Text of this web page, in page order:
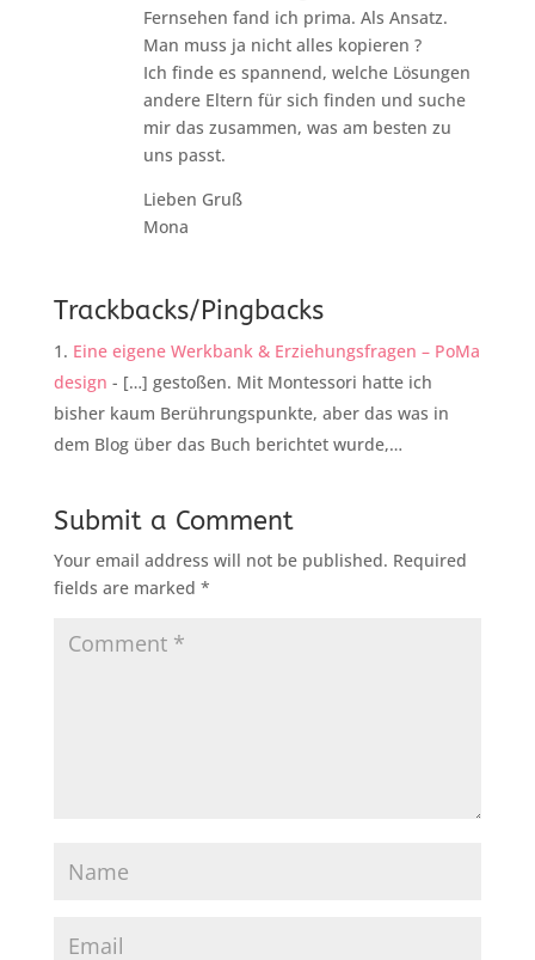
Fernsehen fand ich prima. Als Ansatz.
Man muss ja nicht alles kopieren ?
Ich finde es spannend, welche Lösungen
andere Eltern für sich finden und suche
mir das zusammen, was am besten zu
uns passt.
Lieben Gruß
Mona
Trackbacks/Pingbacks
Eine eigene Werkbank & Erziehungsfragen – PoMa
design - […] gestoßen. Mit Montessori hatte ich
bisher kaum Berührungspunkte, aber das was in
dem Blog über das Buch berichtet wurde,…
Submit a Comment
Your email address will not be published. Required
fields are marked *